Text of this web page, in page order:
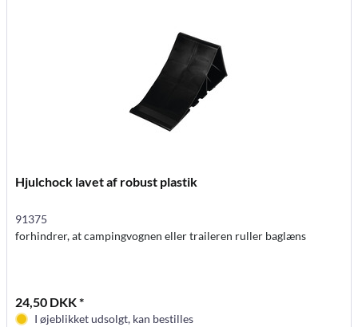
Hjulchock lavet af robust plastik
91375
forhindrer, at campingvognen eller traileren ruller baglæns
24,50 DKK *
I øjeblikket udsolgt, kan bestilles